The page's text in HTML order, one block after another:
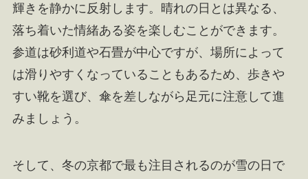
輝きを静かに反射します。晴れの日とは異なる、
落ち着いた情緒ある姿を楽しむことができます。
参道は砂利道や石畳が中心ですが、場所によって
は滑りやすくなっていることもあるため、歩きや
すい靴を選び、傘を差しながら足元に注意して進
みましょう。
そして、冬の京都で最も注目されるのが雪の日で